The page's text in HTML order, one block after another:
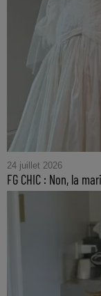
24 juillet 2026
FG CHIC : Non, la